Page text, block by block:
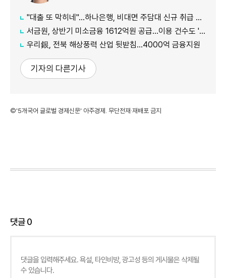
"대출 또 막히네"…하나은행, 비대면 주담대 신규 취급 중단
서금원, 상반기 미소금융 1612억원 공급…이용 건수도 '역대 최대'
우리銀, 전북 해상풍력 산업 뒷받침…4000억 금융지원
기자의 다른기사
©'5개국어 글로벌 경제신문' 아주경제. 무단전재·재배포 금지
댓글0